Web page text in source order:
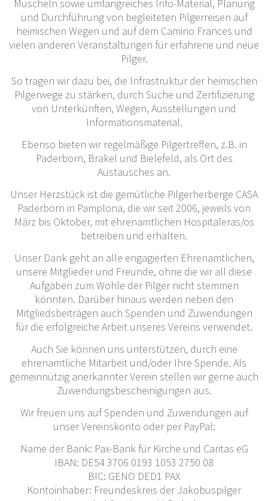
Muscheln sowie umfangreiches Info-Material, Planung
und Durchführung von begleiteten Pilgerreisen auf
heimischen Wegen und auf dem Camino Frances und
vielen anderen Veranstaltungen für erfahrene und neue
Pilger.
So tragen wir dazu bei, die Infrastruktur der heimischen
Pilgerwege zu stärken, durch Suche und Zertifizierung
von Unterkünften, Wegen, Ausstellungen und
Informationsmaterial.
Ebenso bieten wir regelmäßige Pilgertreffen, z.B. in
Paderborn, Brakel und Bielefeld, als Ort des
Austausches an.
Unser Herzstück ist die gemütliche Pilgerherberge CASA
Paderborn in Pamplona, die wir seit 2006, jeweils von
März bis Oktober, mit ehrenamtlichen Hospitaleras/os
betreiben und erhalten.
Unser Dank geht an alle engagierten Ehrenamtlichen,
unsere Mitglieder und Freunde, ohne die wir all diese
Aufgaben zum Wohle der Pilger nicht stemmen
könnten. Darüber hinaus werden neben den
Mitgliedsbeiträgen auch Spenden und Zuwendungen
für die erfolgreiche Arbeit unseres Vereins verwendet.
Auch Sie können uns unterstützen, durch eine
ehrenamtliche Mitarbeit und/oder Ihre Spende. Als
gemeinnützig anerkannter Verein stellen wir gerne auch
Zuwendungsbescheinigungen aus.
Wir freuen uns auf Spenden und Zuwendungen auf
unser Vereinskonto oder per PayPal:
Name der Bank: Pax-Bank für Kirche und Caritas eG
IBAN: DE54 3706 0193 1053 2750 08
BIC: GENO DED1 PAX
Kontoinhaber: Freundeskreis der Jakobuspilger